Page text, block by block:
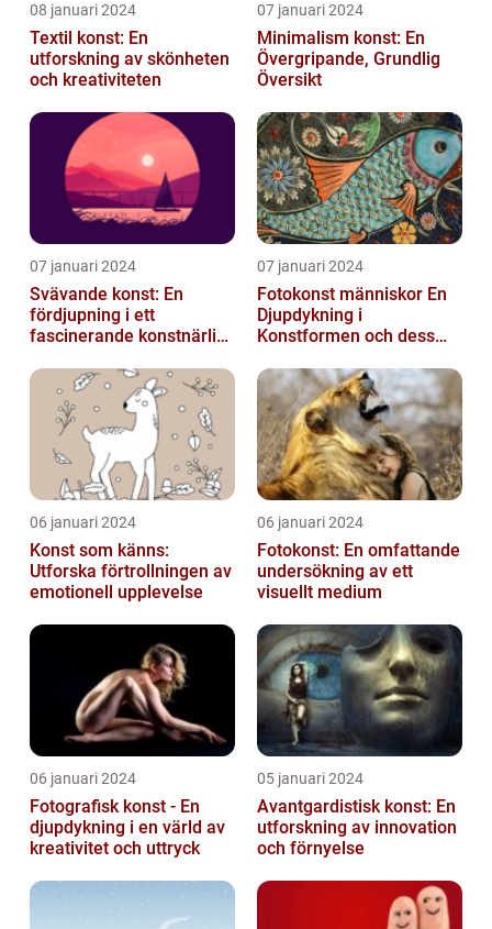
08 januari 2024
Textil konst: En
utforskning av skönheten
och kreativiteten
07 januari 2024
Minimalism konst: En
Övergripande, Grundlig
Översikt
07 januari 2024
Svävande konst: En
fördjupning i ett
fascinerande konstnärligt
07 januari 2024
Fotokonst människor En
Djupdykning i
Konstformen och dess
06 januari 2024
Konst som känns:
Utforska förtrollningen av
emotionell upplevelse
06 januari 2024
Fotokonst: En omfattande
undersökning av ett
visuellt medium
06 januari 2024
Fotografisk konst - En
djupdykning i en värld av
kreativitet och uttryck
05 januari 2024
Avantgardistisk konst: En
utforskning av innovation
och förnyelse